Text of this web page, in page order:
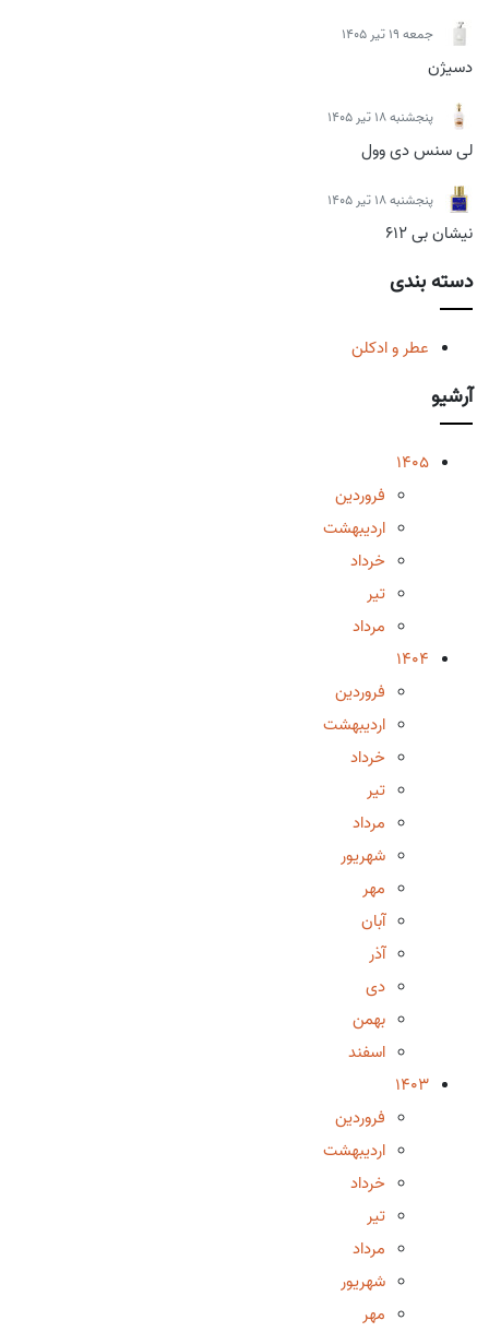
جمعه 19 تیر 1405
دسیژن
پنجشنبه 18 تیر 1405
لی سنس دی وول
پنجشنبه 18 تیر 1405
نیشان بی 612
دسته بندی
عطر و ادکلن
آرشیو
1405
فروردین
اردیبهشت
خرداد
تیر
مرداد
1404
فروردین
اردیبهشت
خرداد
تیر
مرداد
شهریور
مهر
آبان
آذر
دی
بهمن
اسفند
1403
فروردین
اردیبهشت
خرداد
تیر
مرداد
شهریور
مهر